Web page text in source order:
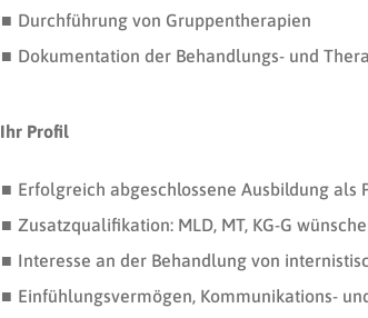
Durchführung von Gruppentherapien
Dokumentation der Behandlungs- und
Ihr Profil
Erfolgreich abgeschlossene Ausbildung als
Zusatzqualifikation: MLD, MT, KG-G
Interesse an der Behandlung von
Einfühlungsvermögen, Kommunikations-